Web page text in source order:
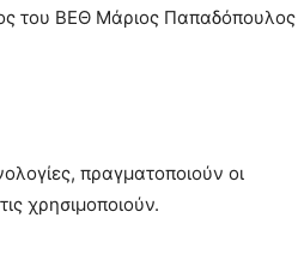
του ΒΕΘ Μάριος Παπαδόπουλος
πραγματοποιούν οι
χρησιμοποιούν.